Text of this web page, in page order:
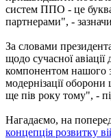
систем ППО - це
партнерами", -
За словами
щодо сучасної
компонентом нашого
модернізації
ще пів року тому", -
Нагадаємо, на
концепція розвитку